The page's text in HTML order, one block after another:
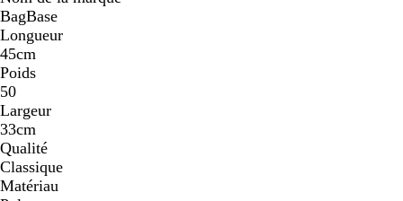
BagBase
Longueur
45cm
Poids
50
Largeur
33cm
Qualité
Classique
Matériau